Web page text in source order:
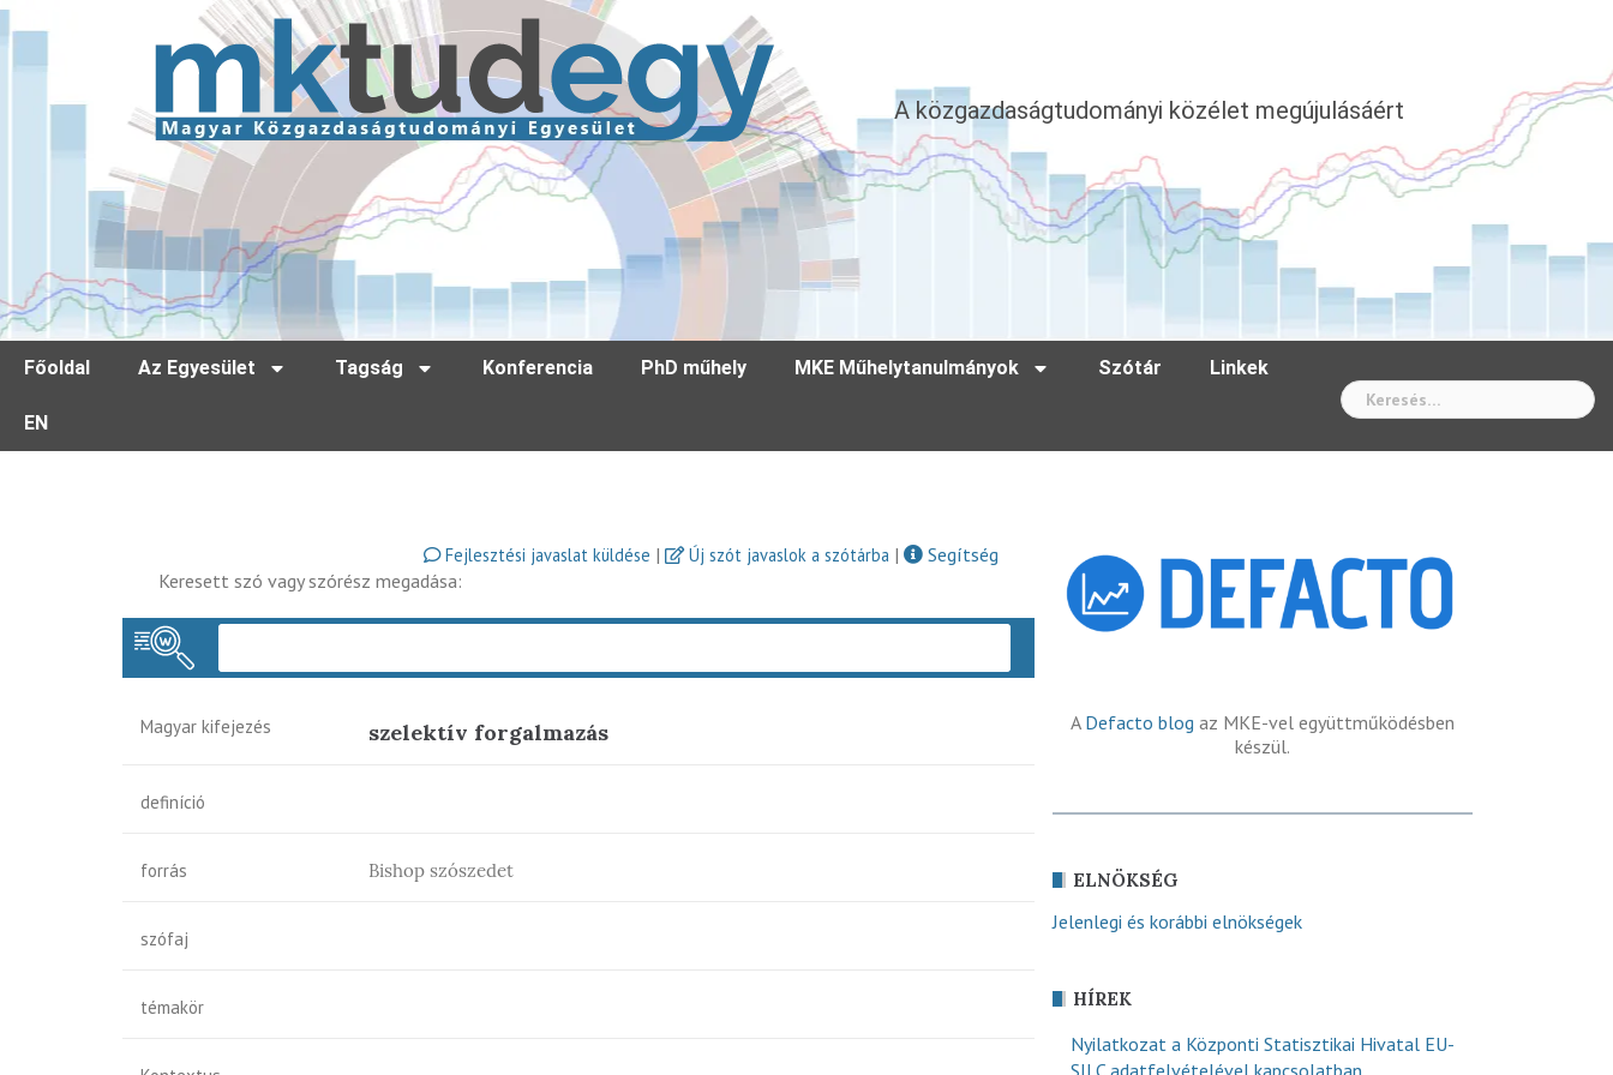
A közgazdaságtudományi közélet megújulásáért
Főoldal Az Egyesület Tagság Konferencia PhD műhely MKE Műhelytanulmányok Szótár Linkek
EN
Fejlesztési javaslat küldése | Új szót javaslok a szótárba |
Segítség
Keresett szó vagy szórész megadása:
Magyar kifejezés szelektív forgalmazás
definíció
forrás Bishop szószedet
szófaj
témakör
A Defacto blog az MKE-vel együttműködésben
készül.
ELNÖKSÉG
Jelenlegi és korábbi elnökségek
HÍREK
Nyilatkozat a Központi Statisztikai Hivatal EU-
SILC adatfelvételével kapcsolatban